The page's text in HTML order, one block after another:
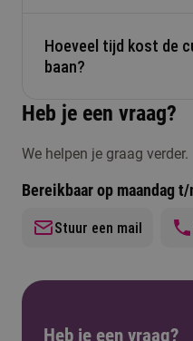
Ja. Veel deelnemers
officiële titel. De
Hoeveel tijd kost de
baan?
opdrachten uit je eigen
te combineren met
Heb je een vraag?
We helpen je graag verder.
Bereikbaar op maandag
Stuur een mail
Heb je een vraag?